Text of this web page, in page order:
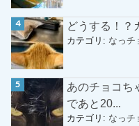
どうする！？
カテゴリ: なっチ
あのチョコち
であと20...
カテゴリ: なっチ